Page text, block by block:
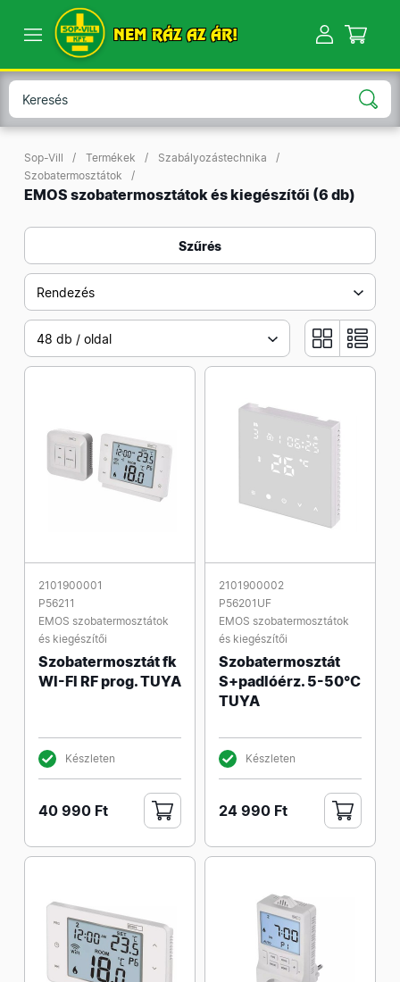
NEM RÁZ AZ ÁR!
Sop-Vill Termékek
Szabályozástechnika
Szobatermosztátok
EMOS szobatermosztátok és kiegészítői (6 db)
Szűrés
Rendezés
48 db / oldal
2101900001
P56211
EMOS szobatermosztátok
és kiegészítői
Szobatermosztát fk
WI-FI RF prog. TUYA
Készleten
40 990 Ft
2101900002
P56201UF
EMOS szobatermosztátok
és kiegészítői
Szobatermosztát
S+padlóérz. 5-50°C
TUYA
Készleten
24 990 Ft